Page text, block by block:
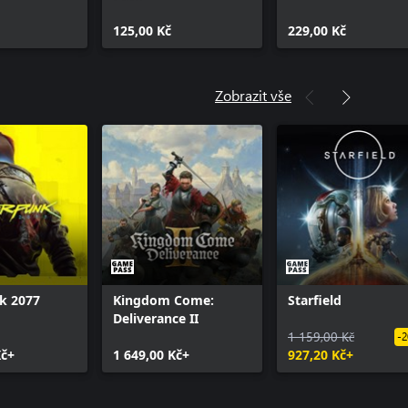
125,00 Kč 229,00 Kč
Zobrazit vše
2077
Kingdom Come:
Deliverance II
1 649,00 Kč+
Starfield
1 159,00 Kč
927,20 Kč+
-